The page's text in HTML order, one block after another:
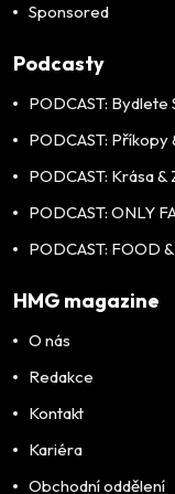
Sponsored
Podcasty
PODCAST: Bydlete
PODCAST: Příkopy
PODCAST: Krása &
PODCAST: ONLY
PODCAST: FOOD
HMG magazine
O nás
Redakce
Kontakt
Kariéra
Obchodní oddělení